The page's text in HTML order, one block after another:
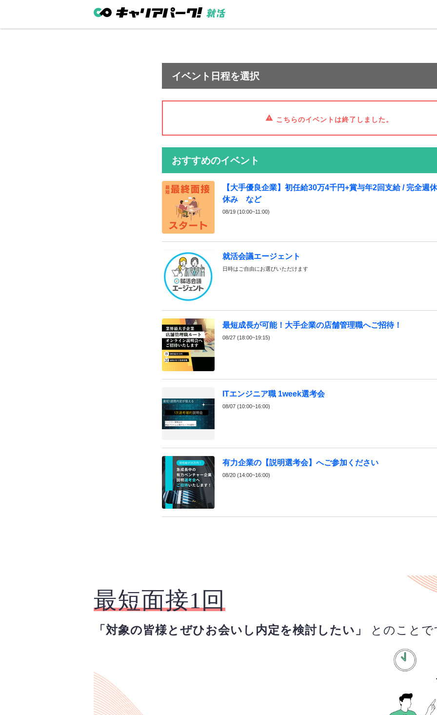
イベント日程を選択
こちらのイベントは終了しました。
おすすめのイベント
【大手優良企業】初任給30万4千円+賞与年2回支給 / 完全週
休み など
08/19 (10:00~11:00)
就活会議エージェント
日時はご自由にお選びいただけます
最短成長が可能！大手企業の店舗管理職へご招待！
08/27 (18:00~19:15)
ITエンジニア職 1week選考会
08/07 (10:00~16:00)
有力企業の【説明選考会】へご参加ください
08/20 (14:00~16:00)
最短面接1回
「対象の皆様とぜひお会いし内定を検討したい」 とのことで